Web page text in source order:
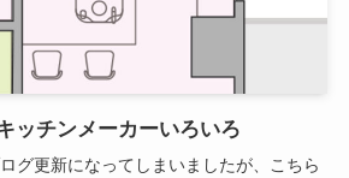
ッチンメーカーいろいろ
グ更新になってしまいましたが、こちら